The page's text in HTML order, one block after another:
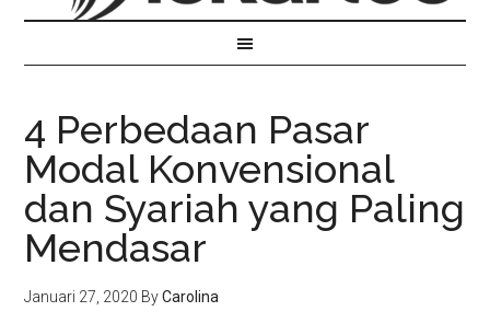
4 Perbedaan Pasar
Modal Konvensional
dan Syariah yang Paling
Mendasar
Januari 27, 2020 ByCarolina